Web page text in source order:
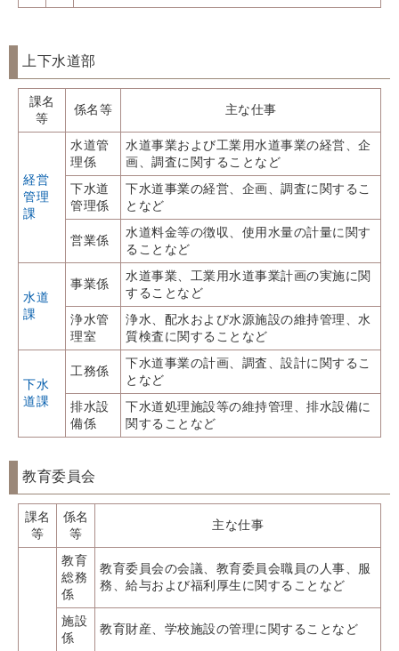
上下水道部
課名
等
係名等 主な仕事
経営
管理
課
水道管
理係
水道事業および工業用水道事業の経営、企
画、調査に関することなど
下水道
管理係
下水道事業の経営、企画、調査に関するこ
となど
営業係
水道料金等の徴収、使用水量の計量に関す
ることなど
水道
課
事業係
水道事業、工業用水道事業計画の実施に関
することなど
浄水管
理室
浄水、配水および水源施設の維持管理、水
質検査に関することなど
下水
道課
工務係
下水道事業の計画、調査、設計に関するこ
となど
排水設
備係
下水道処理施設等の維持管理、排水設備に
関することなど
教育委員会
課名
等
係名
等
主な仕事
教育
総務
係
教育委員会の会議、教育委員会職員の人事、服
務、給与および福利厚生に関することなど
施設
係
教育財産、学校施設の管理に関することなど